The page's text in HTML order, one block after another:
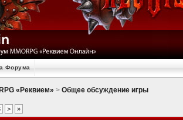
Форума
«Реквием» > Общее обсуждение игры
> »